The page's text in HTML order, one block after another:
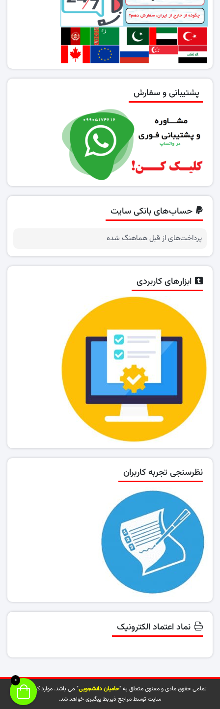
پشتیبانی و سفارش
حساب‌های بانکی سایت
پرداخت‌های از قبل هماهنگ شده
ابزارهای کاربردی
نظرسنجی تجربه کاربران
نماد اعتماد الکترونیک
تمامی حقوق مادی و معنوی متعلق به "حامیان دانشجویی" می باشد. موارد کپی شده از
سایت توسط مراجع ذیربط پیگیری خواهد شد.
0